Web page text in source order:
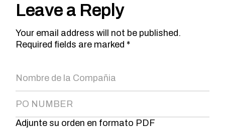
Leave a Reply
Your email address will not be published.
Required fields are marked *
Adjunte su orden en formato PDF